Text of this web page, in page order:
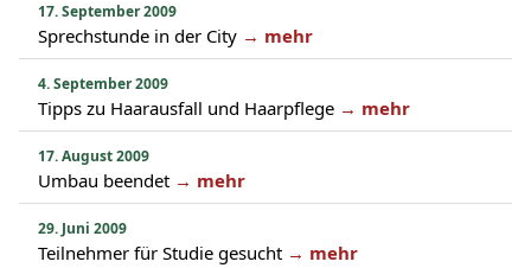
17. September 2009
Sprechstunde in der City → mehr
4. September 2009
Tipps zu Haarausfall und Haarpflege → mehr
17. August 2009
Umbau beendet → mehr
29. Juni 2009
Teilnehmer für Studie gesucht → mehr